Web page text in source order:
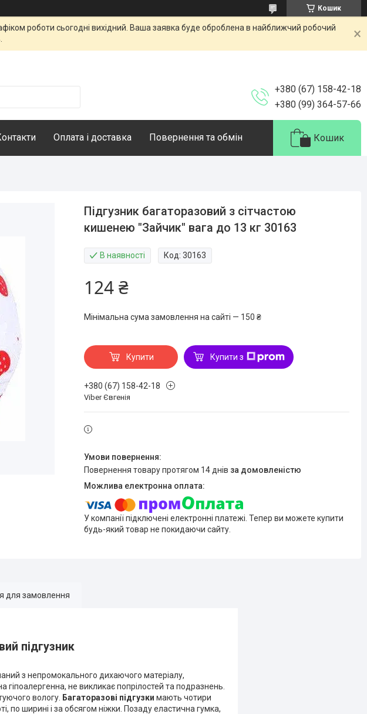
Кошик
роботи сьогодні вихідний. Ваша заявка буде оброблена в найближчий робочий
+380 (67) 158-42-18
+380 (99) 364-57-66
Оплата і доставка Повернення та обмін Кошик
Підгузник багаторазовий з сітчастою
кишенею "Зайчик" вага до 13 кг 30163
В наявності Код:30163
124 ₴
Мінімальна сума замовлення на сайті — 150 ₴
Купити Купити з
+380 (67) 158-42-18
Viber Євгенія
повернення товару протягом 14 днів за домовленістю
У компанії підключені електронні платежі. Тепер ви можете купити
будь-який товар не покидаючи сайту.
для замовлення
підгузник
з непромокального дихаючого матеріалу,
гіпоалергенна, не викликає попрілостей та подразнень.
вологу. Багаторазові підгузки мають чотири
по ширині і за обсягом ніжки. Позаду еластична гумка,